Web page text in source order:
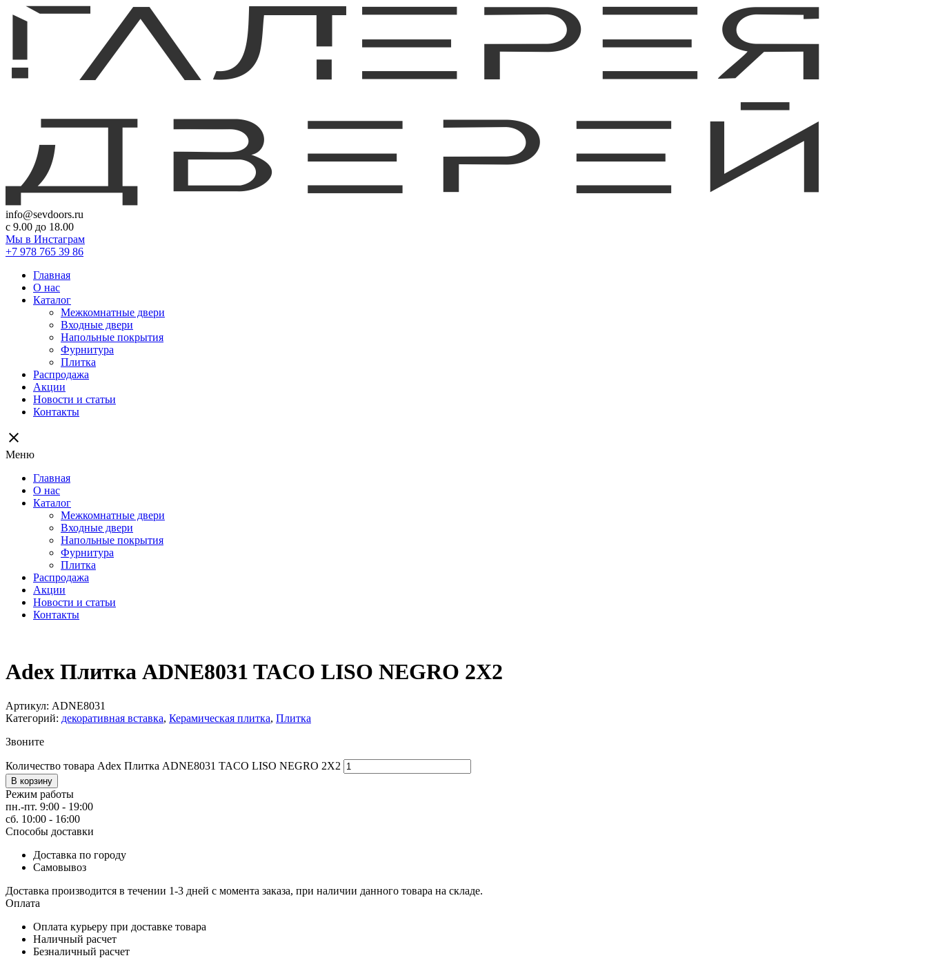
info@sevdoors.ru
c 9.00 до 18.00
Мы в Инстаграм
+7 978 765 39 86
Главная
О нас
Каталог
Межкомнатные двери
Входные двери
Напольные покрытия
Фурнитура
Плитка
Распродажа
Акции
Новости и статьи
Контакты
close
Меню
Главная
О нас
Каталог
Межкомнатные двери
Входные двери
Напольные покрытия
Фурнитура
Плитка
Распродажа
Акции
Новости и статьи
Контакты
Adex Плитка ADNE8031 TACO LISO NEGRO 2X2
Артикул: ADNE8031
Категорий: декоративная вставка, Керамическая плитка, Плитка
Звоните
Количество товара Adex Плитка ADNE8031 TACO LISO NEGRO 2X2
В корзину
Режим работы
пн.-пт. 9:00 - 19:00
сб. 10:00 - 16:00
Способы доставки
Доставка по городу
Самовывоз
Доставка производится в течении 1-3 дней с момента заказа, при наличии данного товара на складе.
Оплата
Оплата курьеру при доставке товара
Наличный расчет
Безналичный расчет